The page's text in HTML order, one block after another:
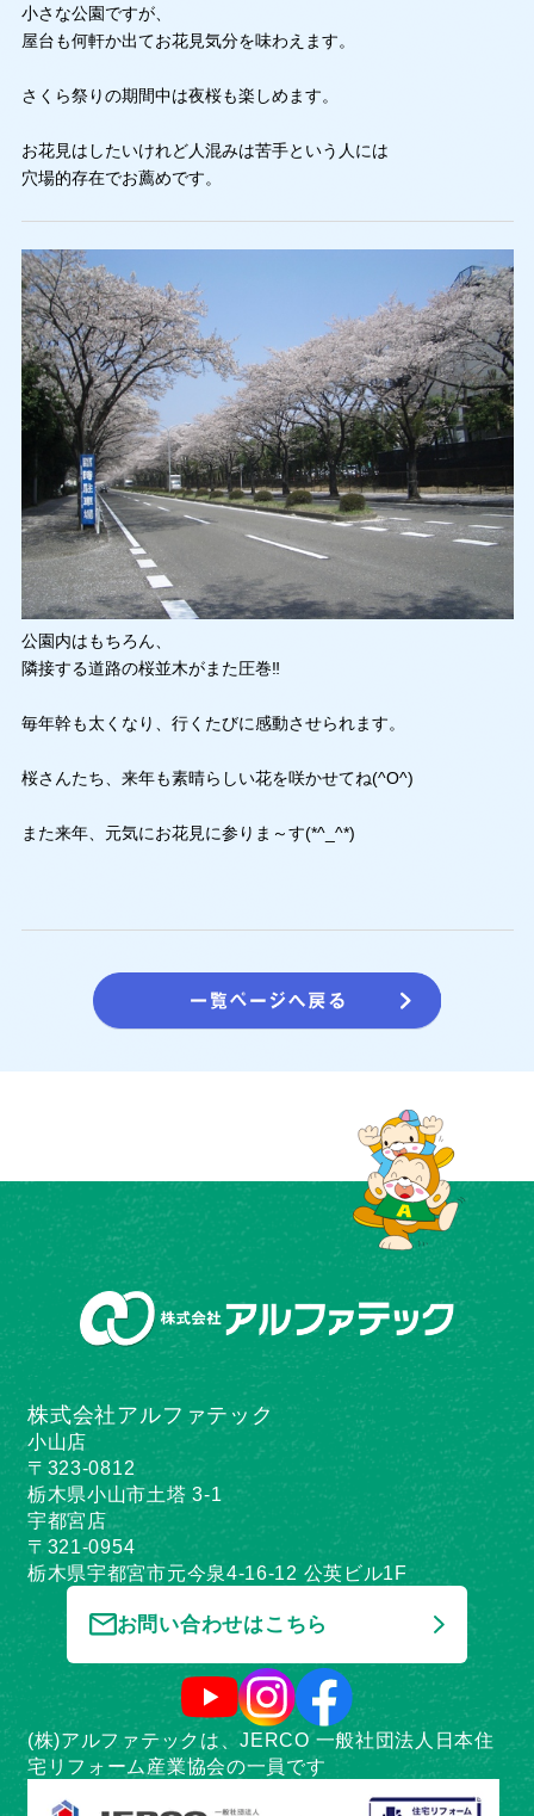
小さな公園ですが、
屋台も何軒か出てお花見気分を味わえます。
さくら祭りの期間中は夜桜も楽しめます。
お花見はしたいけれど人混みは苦手という人には
穴場的存在でお薦めです。
公園内はもちろん、
隣接する道路の桜並木がまた圧巻‼
毎年幹も太くなり、行くたびに感動させられます。
桜さんたち、来年も素晴らしい花を咲かせてね(^O^)
また来年、元気にお花見に参りま～す(*^_^*)
株式会社アルファテック
小山店
〒323-0812
栃木県小山市土塔 3-1
宇都宮店
〒321-0954
栃木県宇都宮市元今泉4-16-12 公英ビル1F
お問い合わせはこちら
(株)アルファテックは、JERCO 一般社団法人日本住
宅リフォーム産業協会の一員です